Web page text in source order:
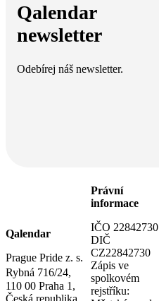
Qalendar
newsletter
Odebírej náš newsletter.
Qalendar
Prague Pride z. s.
Rybná 716/24,
110 00 Praha 1,
Česká republika
Právní
informace
IČO 22842730
DIČ
CZ22842730
Zápis ve
spolkovém
rejstříku: